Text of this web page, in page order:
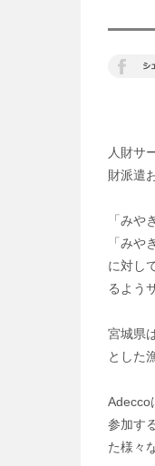
人財サ
財派遣
「み
「み
に対し
るよう
宮城県
とした
Adecco
参加す
た様々